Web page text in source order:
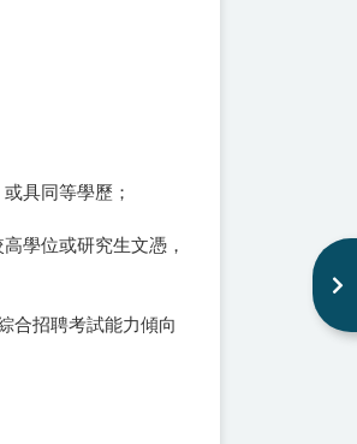
具同等學歷；
學位或研究生文憑，
合招聘考試能力傾向